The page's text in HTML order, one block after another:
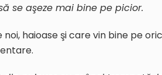
se aşeze mai bine pe picior.
haioase şi care vin bine pe